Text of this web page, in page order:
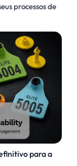
processos de
para a